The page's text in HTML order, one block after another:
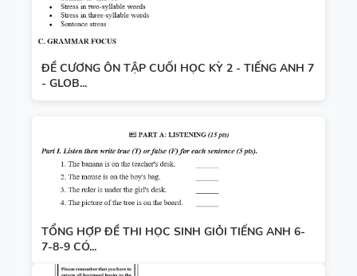
ĐỀ CƯƠNG ÔN TẬP CUỐI HỌC KỲ 2 - TIẾNG ANH 7
- GLOB...
TỔNG HỢP ĐỀ THI HỌC SINH GIỎI TIẾNG ANH 6-
7-8-9 CÓ...